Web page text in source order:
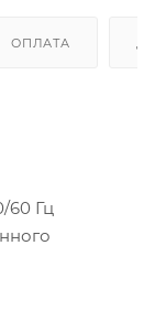
ОПЛАТА
60 Гц